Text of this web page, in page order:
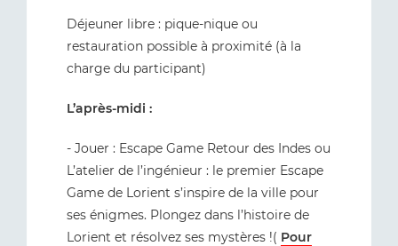
Déjeuner libre : pique-nique ou
restauration possible à proximité (à la
charge du participant)
L’après-midi :
- Jouer : Escape Game Retour des Indes ou
L’atelier de l’ingénieur : le premier Escape
Game de Lorient s’inspire de la ville pour
ses énigmes. Plongez dans l’histoire de
Lorient et résolvez ses mystères !( Pour